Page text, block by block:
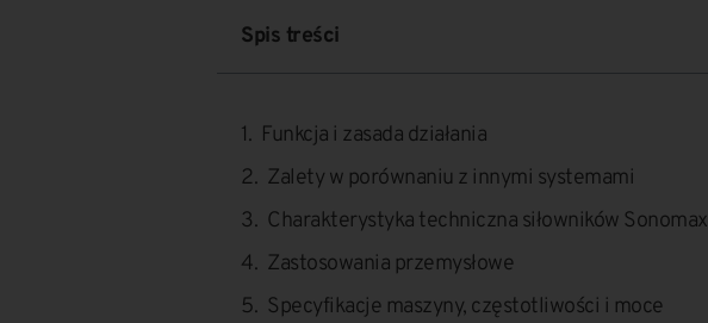
Spis treści
Funkcja i zasada działania
Zalety w porównaniu z innymi systemami
Charakterystyka techniczna siłowników Sonomax
Zastosowania przemysłowe
Specyfikacje maszyny, częstotliwości i moce